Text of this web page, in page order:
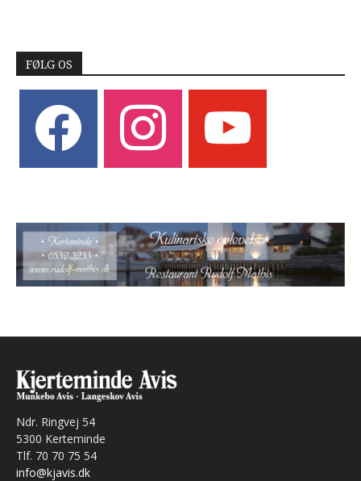
FØLG OS
Ndr. Ringvej 54
5300 Kerteminde
Tlf. 70 70 75 54
info@kjavis.dk